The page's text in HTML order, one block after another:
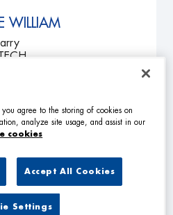
WILLIAM
VOIR PLUS
SERVICES GARAGE
agree to the storing of cookies on
analyze site usage, and assist in our
cookies
Accept All Cookies
Settings